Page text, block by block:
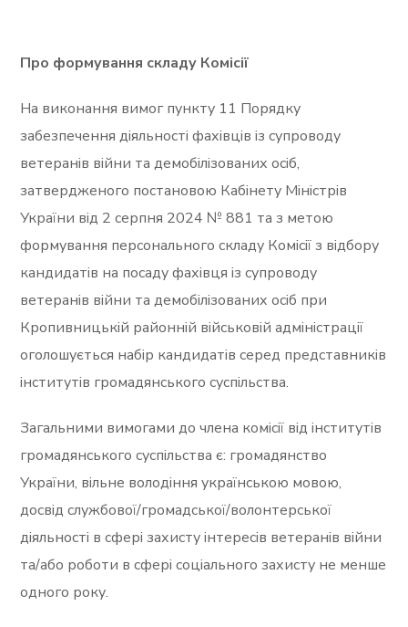
Про формування складу Комісії
На виконання вимог пункту 11 Порядку
забезпечення діяльності фахівців із супроводу
ветеранів війни та демобілізованих осіб,
затвердженого постановою Кабінету Міністрів
України від 2 серпня 2024 № 881 та з метою
формування персонального складу Комісії з відбору
кандидатів на посаду фахівця із супроводу
ветеранів війни та демобілізованих осіб при
Кропивницькій районній військовій адміністрації
оголошується набір кандидатів серед представників
інститутів громадянського суспільства.
Загальними вимогами до члена комісії від інститутів
громадянського суспільства є: громадянство
України, вільне володіння українською мовою,
досвід службової/громадської/волонтерської
діяльності в сфері захисту інтересів ветеранів війни
та/або роботи в сфері соціального захисту не менше
одного року.